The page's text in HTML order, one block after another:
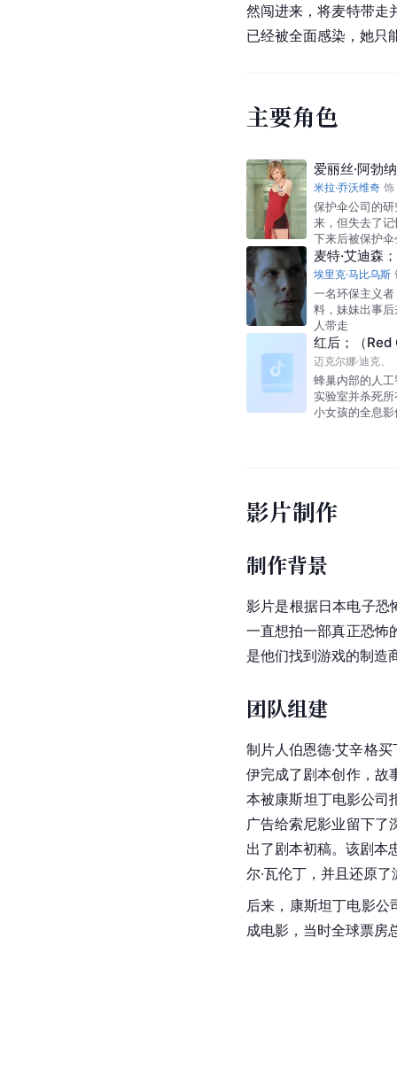
然闯进来，将麦特带走
已经被全面感染，她只
主要角色
爱丽丝·阿勃
米拉·乔沃维奇 饰
保护伞公司的
来，但失去了
下来后被保护
麦特·艾迪森
埃里克·马比乌斯
一名环保主义
料，妹妹出事
人带走
红后；（Red
迈克尔娜·迪克
蜂巢内部的人
实验室并杀死
小女孩的全息影
影片制作
制作背景
影片是根据日本电子恐
一直想拍一部真正恐怖
是他们找到游戏的制造
团队组建
制片人伯恩德·艾辛格
伊完成了剧本创作，故
本被康斯坦丁电影公司
广告给索尼影业留下了
出了剧本初稿。该剧本
尔·瓦伦丁，并且还原
后来，康斯坦丁电影
成电影，当时全球票房